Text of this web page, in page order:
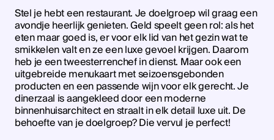
Stel je hebt een restaurant. Je doelgroep wil graag een
avondje heerlijk genieten. Geld speelt geen rol: als het
eten maar goed is, er voor elk lid van het gezin wat te
smikkelen valt en ze een luxe gevoel krijgen. Daarom
heb je een tweesterrenchef in dienst. Maar ook een
uitgebreide menukaart met seizoensgebonden
producten en een passende wijn voor elk gerecht. Je
dinerzaal is aangekleed door een moderne
binnenhuisarchitect en straalt in elk detail luxe uit. De
behoefte van je doelgroep? Die vervul je perfect!